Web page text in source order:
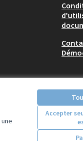
Accepter